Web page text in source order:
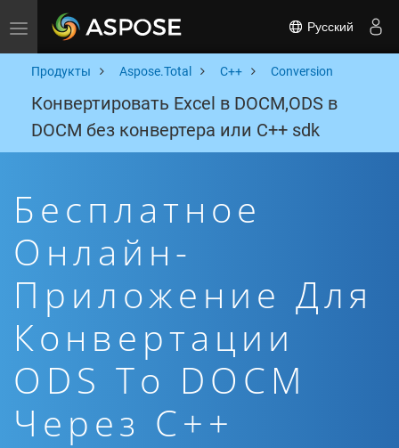
Toggle navigation Русский
Продукты Aspose.Total C++ Conversion
Конвертировать Excel в DOCM,ODS в
DOCM без конвертера или C++ sdk
Бесплатное
Онлайн-
Приложение Для
Конвертации
ODS To DOCM
Через C++